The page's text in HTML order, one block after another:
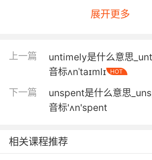
不知道为什么 我没法解开这个
again.
是的 而且不会再来找你
6. Let me untie you, and I'll
7. Then I'll untie you, and we'll
展开更多
上一篇
untimely是什么意思
音标ʌnˈtaɪmlɪ
HOT
下一篇
unspent是什么意思
音标'ʌn'spent
相关课程推荐